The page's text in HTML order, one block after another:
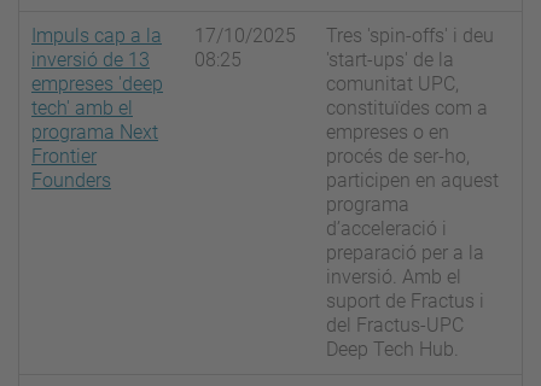
Impuls cap a la
inversió de 13
empreses 'deep
tech' amb el
programa Next
Frontier
Founders
17/10/2025
08:25
Tres 'spin-offs' i deu
'start-ups' de la
comunitat UPC,
constituïdes com a
empreses o en
procés de ser-ho,
participen en aquest
programa
d’acceleració i
preparació per a la
inversió. Amb el
suport de Fractus i
del Fractus-UPC
Deep Tech Hub.